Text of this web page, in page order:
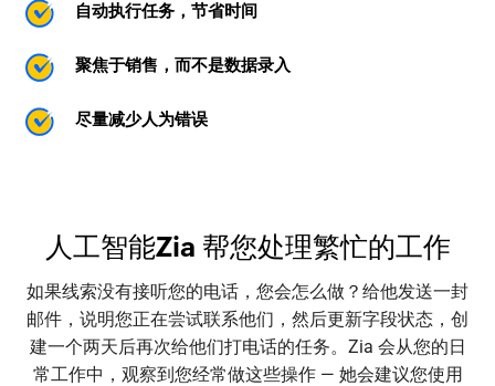
自动执行任务，节省时间
聚焦于销售，而不是数据录入
尽量减少人为错误
人工智能Zia 帮您处理繁忙的工作
如果线索没有接听您的电话，您会怎么做？给他发送一封
邮件，说明您正在尝试联系他们，然后更新字段状态，创
建一个两天后再次给他们打电话的任务。Zia 会从您的日
常工作中，观察到您经常做这些操作 — 她会建议您使用